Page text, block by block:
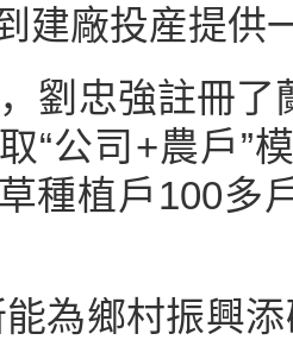
建廠投産提供
忠強註冊了
“公司+農戶”
種植戶100多
鄉村振興添